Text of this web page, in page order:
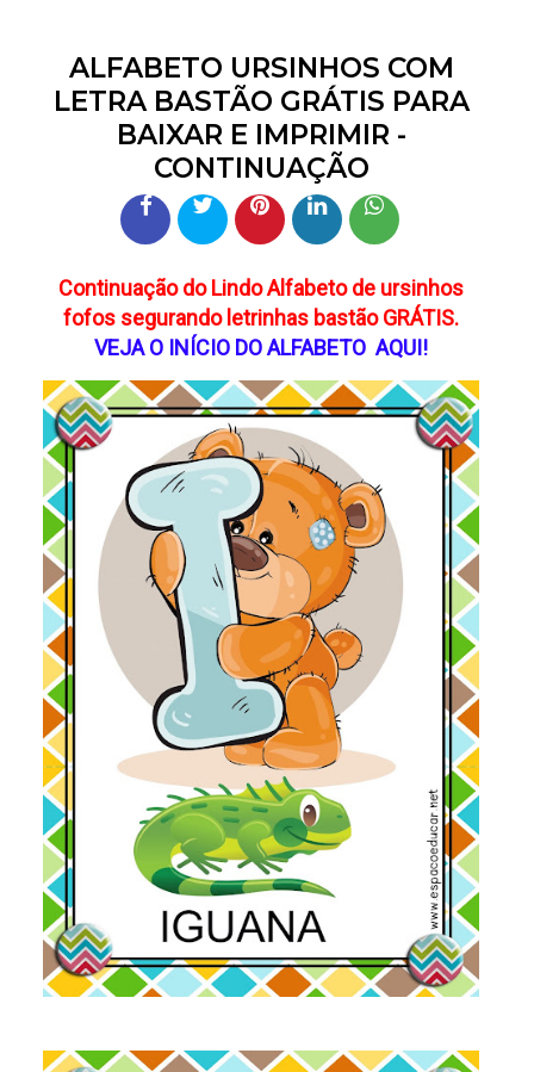
ALFABETO URSINHOS COM
LETRA BASTÃO GRÁTIS PARA
BAIXAR E IMPRIMIR -
CONTINUAÇÃO
Continuação do Lindo Alfabeto de ursinhos
fofos segurando letrinhas bastão GRÁTIS.
VEJA O INÍCIO DO ALFABETO AQUI!